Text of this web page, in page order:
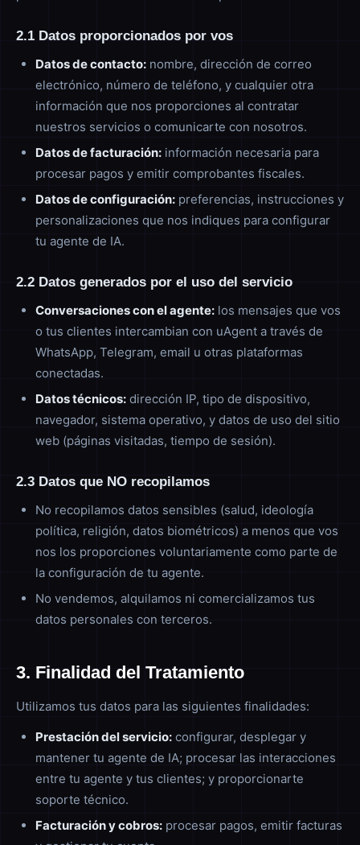
2.1 Datos proporcionados por vos
Datos de contacto: nombre, dirección de correo
electrónico, número de teléfono, y cualquier otra
información que nos proporciones al contratar
nuestros servicios o comunicarte con nosotros.
Datos de facturación: información necesaria para
procesar pagos y emitir comprobantes fiscales.
Datos de configuración: preferencias, instrucciones y
personalizaciones que nos indiques para configurar
tu agente de IA.
2.2 Datos generados por el uso del servicio
Conversaciones con el agente: los mensajes que vos
o tus clientes intercambian con uAgent a través de
WhatsApp, Telegram, email u otras plataformas
conectadas.
Datos técnicos: dirección IP, tipo de dispositivo,
navegador, sistema operativo, y datos de uso del sitio
web (páginas visitadas, tiempo de sesión).
2.3 Datos que NO recopilamos
No recopilamos datos sensibles (salud, ideología
política, religión, datos biométricos) a menos que vos
nos los proporciones voluntariamente como parte de
la configuración de tu agente.
No vendemos, alquilamos ni comercializamos tus
datos personales con terceros.
3. Finalidad del Tratamiento
Utilizamos tus datos para las siguientes finalidades:
Prestación del servicio: configurar, desplegar y
mantener tu agente de IA; procesar las interacciones
entre tu agente y tus clientes; y proporcionarte
soporte técnico.
Facturación y cobros: procesar pagos, emitir facturas